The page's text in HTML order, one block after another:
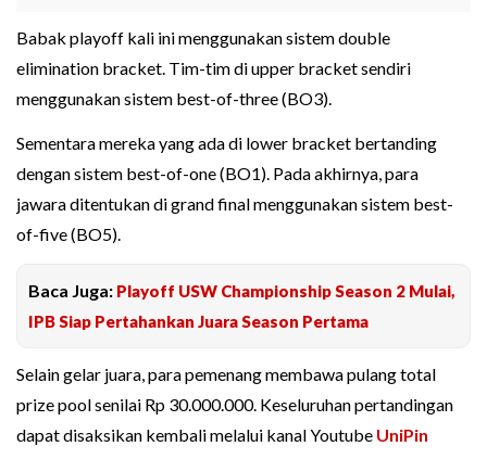
Babak playoff kali ini menggunakan sistem double
elimination bracket. Tim-tim di upper bracket sendiri
menggunakan sistem best-of-three (BO3).
Sementara mereka yang ada di lower bracket bertanding
dengan sistem best-of-one (BO1). Pada akhirnya, para
jawara ditentukan di grand final menggunakan sistem best-
of-five (BO5).
Baca Juga: Playoff USW Championship Season 2 Mulai,
IPB Siap Pertahankan Juara Season Pertama
Selain gelar juara, para pemenang membawa pulang total
prize pool senilai Rp 30.000.000. Keseluruhan pertandingan
dapat disaksikan kembali melalui kanal Youtube UniPin